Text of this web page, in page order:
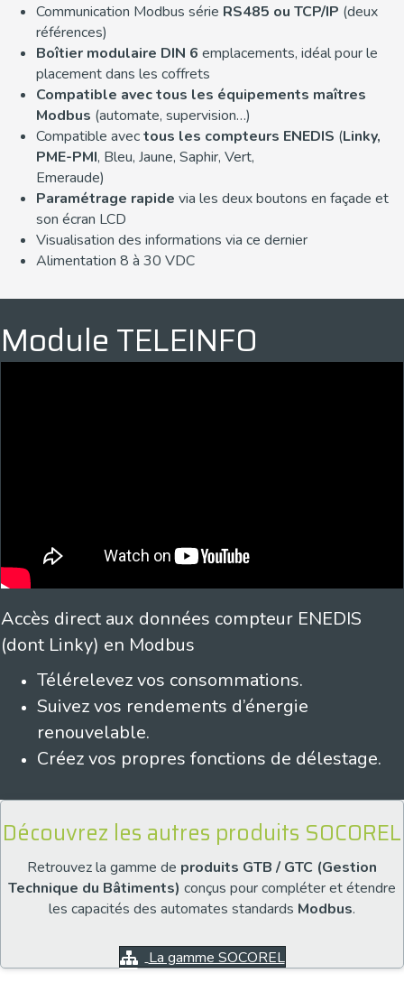
Communication Modbus série RS485 ou TCP/IP (deux
références)
Boîtier modulaire DIN 6 emplacements, idéal pour le
placement dans les coffrets
Compatible avec tous les équipements maîtres
Modbus (automate, supervision…)
Compatible avectous les compteurs ENEDIS (Linky,
PME-PMI, Bleu, Jaune, Saphir, Vert,
Emeraude)
Paramétrage rapide via les deux boutons en façade et
son écran LCD
Visualisation des informations via ce dernier
Alimentation 8 à 30 VDC
Module TELEINFO
Accès direct aux données compteur ENEDIS
(dont Linky) en Modbus
Télérelevez vos consommations.
Suivez vos rendements d’énergie
renouvelable.
Créez vos propres fonctions de délestage.
Découvrez les autres produits SOCOREL
Retrouvez la gamme de produits GTB / GTC (Gestion
Technique du Bâtiments) conçus pour compléter et étendre
les capacités des automates standards Modbus.
La gamme SOCOREL